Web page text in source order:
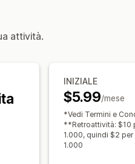
attività.
INIZIALE
$5.99/mese
*Vedi Termini e
**Retroattività: $10
1.000, quindi $2
1.000